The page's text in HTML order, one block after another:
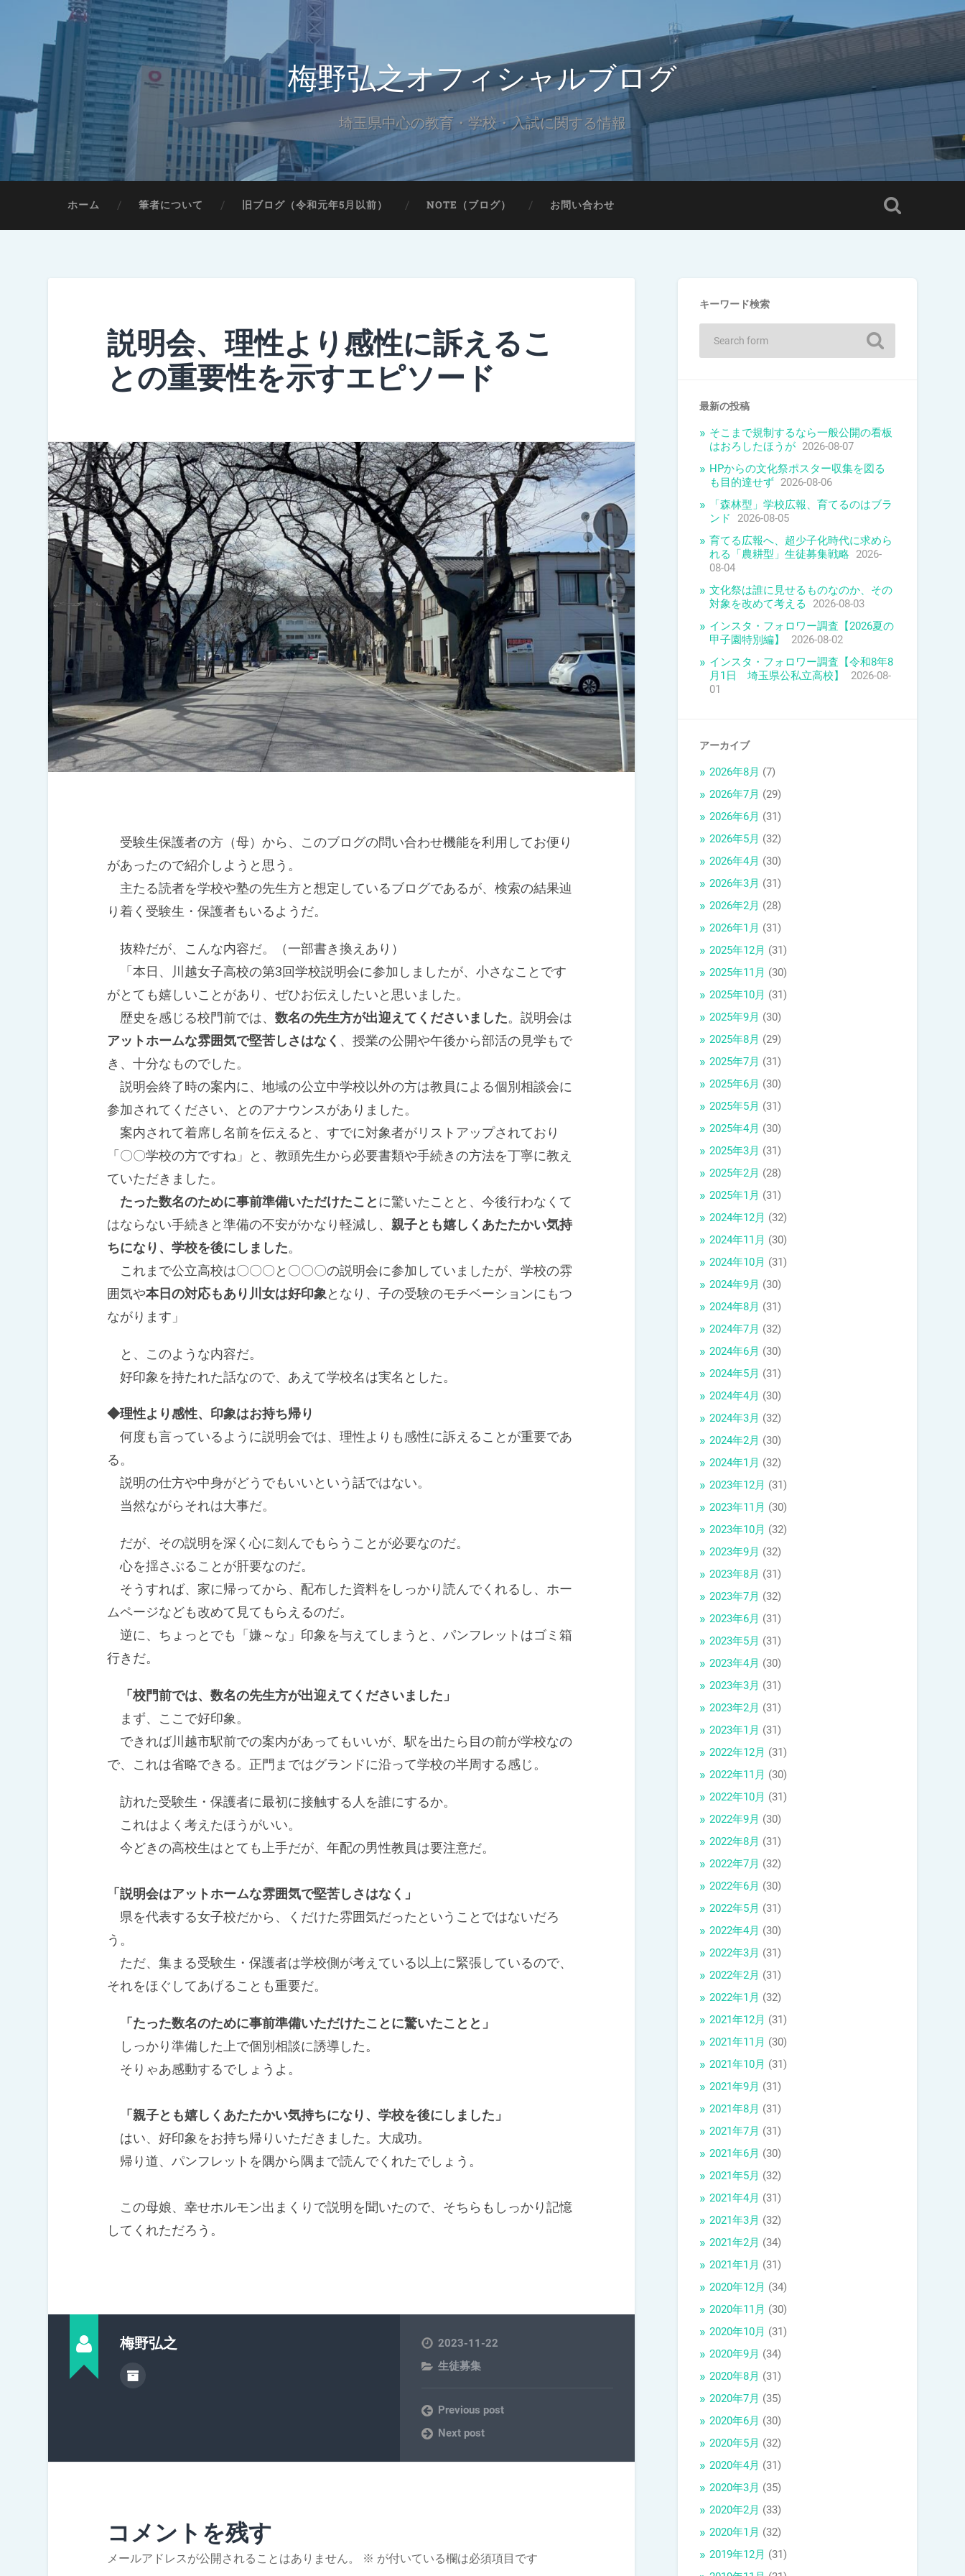
梅野弘之オフィシャルブログ
埼玉県中心の教育・学校・入試に関する情報
ホーム 筆者について 旧ブログ（令和元年5月以前） NOTE（ブログ） お問い合わせ
説明会、理性より感性に訴えるこ
との重要性を示すエピソード
受験生保護者の方（母）から、このブログの問い合わせ機能を利用してお便り
があったので紹介しようと思う。
主たる読者を学校や塾の先生方と想定しているブログであるが、検索の結果辿
り着く受験生・保護者もいるようだ。
抜粋だが、こんな内容だ。（一部書き換えあり）
「本日、川越女子高校の第3回学校説明会に参加しましたが、小さなことです
がとても嬉しいことがあり、ぜひお伝えしたいと思いました。
歴史を感じる校門前では、 数名の先生方が出迎えてくださいました。説明会は
アットホームな雰囲気で堅苦しさはなく 、授業の公開や午後から部活の見学もで
き、十分なものでした。
説明会終了時の案内に、地域の公立中学校以外の方は教員による個別相談会に
参加されてください、とのアナウンスがありました。
案内されて着席し名前を伝えると、すでに対象者がリストアップされており
「〇〇学校の方ですね」と、教頭先生から必要書類や手続きの方法を丁寧に教え
ていただきました。
たった数名のために事前準備いただけたことに驚いたことと、今後行わなくて
はならない手続きと準備の不安がかなり軽減し、 親子とも嬉しくあたたかい気持
ちになり、学校を後にしました。
これまで公立高校は〇〇〇と〇〇〇の説明会に参加していましたが、学校の雰
囲気や本日の対応もあり川女は好印象 となり、子の受験のモチベーションにもつ
ながります」
と、このような内容だ。
好印象を持たれた話なので、あえて学校名は実名とした。
◆理性より感性、印象はお持ち帰り
何度も言っているように説明会では、理性よりも感性に訴えることが重要であ
る。
説明の仕方や中身がどうでもいいという話ではない。
当然ながらそれは大事だ。
だが、その説明を深く心に刻んでもらうことが必要なのだ。
心を揺さぶることが肝要なのだ。
そうすれば、家に帰ってから、配布した資料をしっかり読んでくれるし、ホー
ムページなども改めて見てもらえるのだ。
逆に、ちょっとでも「嫌～な」印象を与えてしまうと、パンフレットはゴミ箱
行きだ。
「校門前では、数名の先生方が出迎えてくださいました」
まず、ここで好印象。
できれば川越市駅前での案内があってもいいが、駅を出たら目の前が学校なの
で、これは省略できる。正門まではグランドに沿って学校の半周する感じ。
訪れた受験生・保護者に最初に接触する人を誰にするか。
これはよく考えたほうがいい。
今どきの高校生はとても上手だが、年配の男性教員は要注意だ。
「説明会はアットホームな雰囲気で堅苦しさはなく」
県を代表する女子校だから、くだけた雰囲気だったということではないだろ
う。
ただ、集まる受験生・保護者は学校側が考えている以上に緊張しているので、
それをほぐしてあげることも重要だ。
「たった数名のために事前準備いただけたことに驚いたことと」
しっかり準備した上で個別相談に誘導した。
そりゃあ感動するでしょうよ。
「親子とも嬉しくあたたかい気持ちになり、学校を後にしました」
はい、好印象をお持ち帰りいただきました。大成功。
帰り道、パンフレットを隅から隅まで読んでくれたでしょう。
この母娘、幸せホルモン出まくりで説明を聞いたので、そちらもしっかり記憶
してくれただろう。
梅野弘之
2023-11-22
生徒募集
Previous post
Next post
コメントを残す
メールアドレスが公開されることはありません。 ※ が付いている欄は必須項目です
キーワード検索
最新の投稿
そこまで規制するなら一般公開の看板
はおろしたほうが 2026-08-07
HPからの文化祭ポスター収集を図る
も目的達せず 2026-08-06
「森林型」学校広報、育てるのはブラ
ンド
2026-08-05
育てる広報へ、超少子化時代に求めら
れる「農耕型」生徒募集戦略 2026-
08-04
文化祭は誰に見せるものなのか、その
対象を改めて考える
2026-08-03
インスタ・フォロワー調査【2026夏の
甲子園特別編】
2026-08-02
インスタ・フォロワー調査【令和8年8
月1日 埼玉県公私立高校】
2026-08-
01
アーカイブ
2026年8月 (7)
2026年7月 (29)
2026年6月 (31)
2026年5月 (32)
2026年4月 (30)
2026年3月 (31)
2026年2月 (28)
2026年1月 (31)
2025年12月 (31)
2025年11月 (30)
2025年10月 (31)
2025年9月 (30)
2025年8月 (29)
2025年7月 (31)
2025年6月 (30)
2025年5月 (31)
2025年4月 (30)
2025年3月 (31)
2025年2月 (28)
2025年1月 (31)
2024年12月 (32)
2024年11月 (30)
2024年10月 (31)
2024年9月 (30)
2024年8月 (31)
2024年7月 (32)
2024年6月 (30)
2024年5月 (31)
2024年4月 (30)
2024年3月 (32)
2024年2月 (30)
2024年1月 (32)
2023年12月 (31)
2023年11月 (30)
2023年10月 (32)
2023年9月 (32)
2023年8月 (31)
2023年7月 (32)
2023年6月 (31)
2023年5月 (31)
2023年4月 (30)
2023年3月 (31)
2023年2月 (31)
2023年1月 (31)
2022年12月 (31)
2022年11月 (30)
2022年10月 (31)
2022年9月 (30)
2022年8月 (31)
2022年7月 (32)
2022年6月 (30)
2022年5月 (31)
2022年4月 (30)
2022年3月 (31)
2022年2月 (31)
2022年1月 (32)
2021年12月 (31)
2021年11月 (30)
2021年10月 (31)
2021年9月 (31)
2021年8月 (31)
2021年7月 (31)
2021年6月 (30)
2021年5月 (32)
2021年4月 (31)
2021年3月 (32)
2021年2月 (34)
2021年1月 (31)
2020年12月 (34)
2020年11月 (30)
2020年10月 (31)
2020年9月 (34)
2020年8月 (31)
2020年7月 (35)
2020年6月 (30)
2020年5月 (32)
2020年4月 (31)
2020年3月 (35)
2020年2月 (33)
2020年1月 (32)
2019年12月 (31)